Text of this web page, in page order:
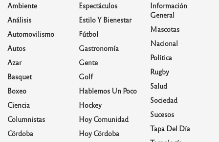
Ambiente
Análisis
Automovilismo
Autos
Azar
Basquet
Boxeo
Ciencia
Columnistas
Córdoba
Espectáculos
Estilo Y Bienestar
Fútbol
Gastronomía
Gente
Golf
Hablemos Un Poco
Hockey
Hoy Comunidad
Hoy Córdoba
Información
General
Mascotas
Nacional
Política
Rugby
Salud
Sociedad
Sucesos
Tapa Del Día